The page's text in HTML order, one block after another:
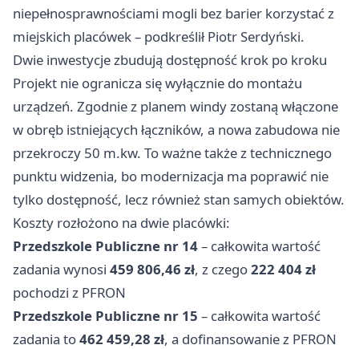
niepełnosprawnościami mogli bez barier korzystać z
miejskich placówek – podkreślił Piotr Serdyński.
Dwie inwestycje zbudują dostępność krok po kroku
Projekt nie ogranicza się wyłącznie do montażu
urządzeń. Zgodnie z planem windy zostaną włączone
w obręb istniejących łączników, a nowa zabudowa nie
przekroczy 50 m.kw. To ważne także z technicznego
punktu widzenia, bo modernizacja ma poprawić nie
tylko dostępność, lecz również stan samych obiektów.
Koszty rozłożono na dwie placówki:
Przedszkole Publiczne nr 14– całkowita wartość
zadania wynosi 459 806,46 zł, z czego222 404 zł
pochodzi z PFRON
Przedszkole Publiczne nr 15 – całkowita wartość
zadania to462 459,28 zł, a dofinansowanie z PFRON